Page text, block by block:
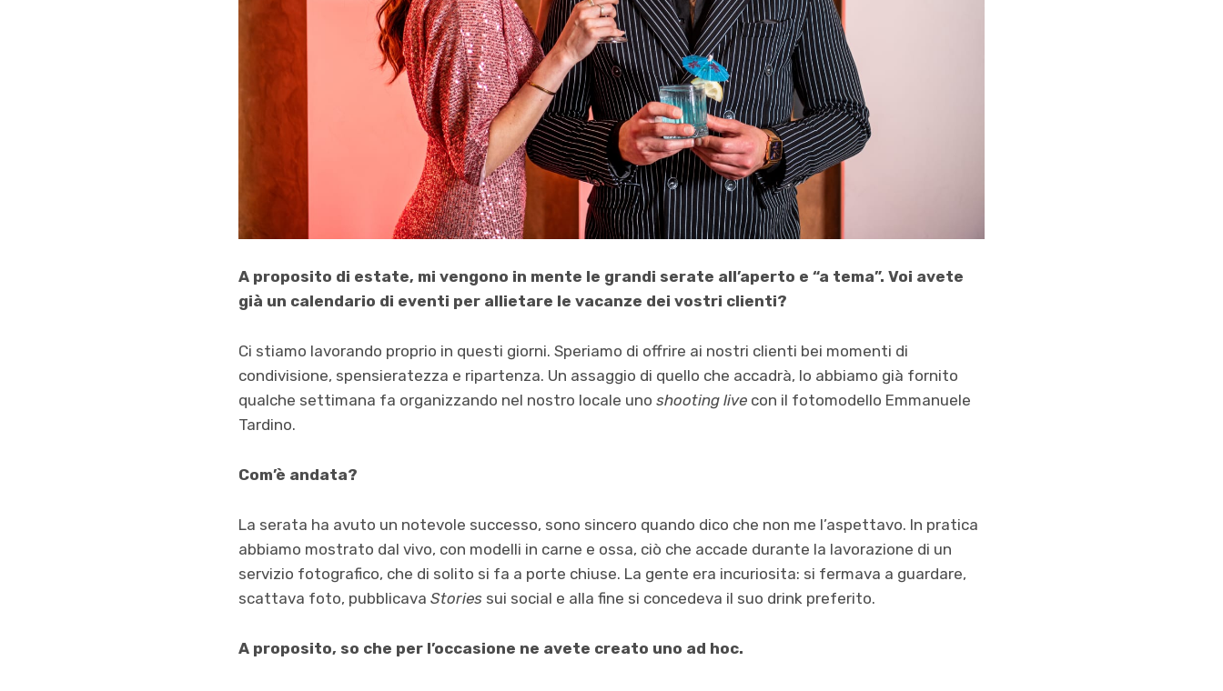
A proposito di estate, mi vengono in mente le grandi serate all’aperto e “a tema”. Voi avete
già un calendario di eventi per allietare le vacanze dei vostri clienti?
Ci stiamo lavorando proprio in questi giorni. Speriamo di offrire ai nostri clienti bei momenti di
condivisione, spensieratezza e ripartenza. Un assaggio di quello che accadrà, lo abbiamo già fornito
qualche settimana fa organizzando nel nostro locale uno shooting live con il fotomodello Emmanuele
Tardino.
Com’è andata?
La serata ha avuto un notevole successo, sono sincero quando dico che non me l’aspettavo. In pratica
abbiamo mostrato dal vivo, con modelli in carne e ossa, ciò che accade durante la lavorazione di un
servizio fotografico, che di solito si fa a porte chiuse. La gente era incuriosita: si fermava a guardare,
scattava foto, pubblicava Stories sui social e alla fine si concedeva il suo drink preferito.
A proposito, so che per l’occasione ne avete creato uno ad hoc.